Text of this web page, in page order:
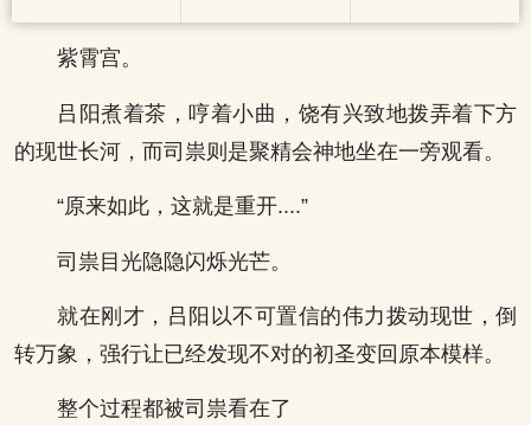
紫霄宫。
吕阳煮着茶，哼着小曲，饶有兴致地拨弄着下方
的现世长河，而司祟则是聚精会神地坐在一旁观看。
“原来如此，这就是重开....”
司祟目光隐隐闪烁光芒。
就在刚才，吕阳以不可置信的伟力拨动现世，倒
转万象，强行让已经发现不对的初圣变回原本模样。
整个过程都被司祟看在了